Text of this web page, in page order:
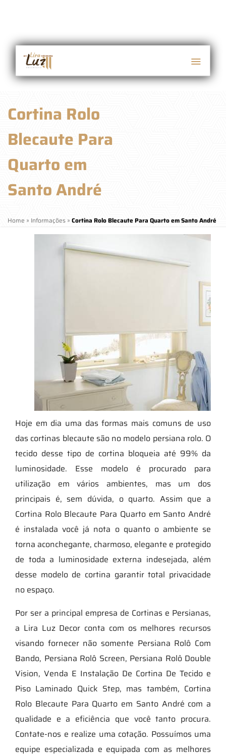
Cortina Rolo
Blecaute Para
Quarto em
Santo André
Home » Informações » Cortina Rolo Blecaute Para Quarto em Santo André
Hoje em dia uma das formas mais comuns de uso
das cortinas blecaute são no modelo persiana rolo. O
tecido desse tipo de cortina bloqueia até 99% da
luminosidade. Esse modelo é procurado para
utilização em vários ambientes, mas um dos
principais é, sem dúvida, o quarto. Assim que a
Cortina Rolo Blecaute Para Quarto em Santo André
é instalada você já nota o quanto o ambiente se
torna aconchegante, charmoso, elegante e protegido
de toda a luminosidade externa indesejada, além
desse modelo de cortina garantir total privacidade
no espaço.
Por ser a principal empresa de Cortinas e Persianas,
a Lira Luz Decor conta com os melhores recursos
visando fornecer não somente Persiana Rolô Com
Bando, Persiana Rolô Screen, Persiana Rolô Double
Vision, Venda E Instalação De Cortina De Tecido e
Piso Laminado Quick Step, mas também, Cortina
Rolo Blecaute Para Quarto em Santo André com a
qualidade e a eficiência que você tanto procura.
Contate-nos e realize uma cotação. Possuímos uma
equipe especializada e equipada com as melhores